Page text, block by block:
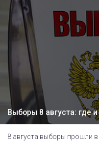
Выборы 8 августа: где
8 августа выборы прошли